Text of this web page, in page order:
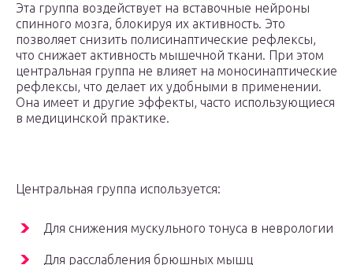
Эта группа воздействует на вставочные нейроны
спинного мозга, блокируя их активность. Это
позволяет снизить полисинаптические рефлексы,
что снижает активность мышечной ткани. При этом
центральная группа не влияет на моносинаптические
рефлексы, что делает их удобными в применении.
Она имеет и другие эффекты, часто использующиеся
в медицинской практике.
Центральная группа используется:
Для снижения мускульного тонуса в неврологии
Для расслабления брюшных мышц